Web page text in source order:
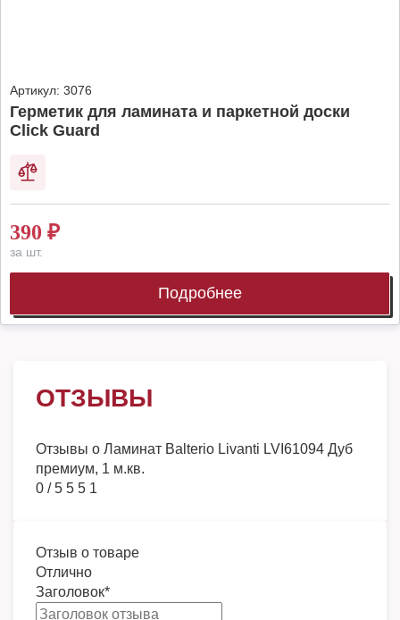
Артикул: 3076
Герметик для ламината и паркетной доски
Click Guard
390 ₽
за шт.
Подробнее
ОТЗЫВЫ
Отзывы о Ламинат Balterio Livanti LVI61094 Дуб
премиум, 1 м.кв.
0 /5 5 5 1
Отзыв о товаре
Отлично
Заголовок*